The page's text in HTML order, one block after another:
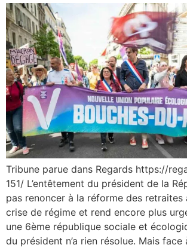
Tribune parue dans Regards https://
151/ L’entêtement du président de la
pas renoncer à la réforme des retraites
crise de régime et rend encore plus
une 6ème république sociale et
du président n’a rien résolue. Mais face